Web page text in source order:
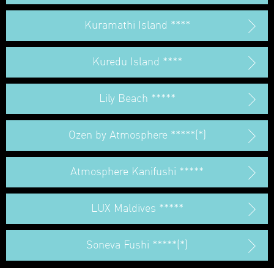
Kuramathi Island ****
Kuredu Island ****
Lily Beach *****
Ozen by Atmosphere *****(*)
Atmosphere Kanifushi *****
LUX Maldives *****
Soneva Fushi *****(*)